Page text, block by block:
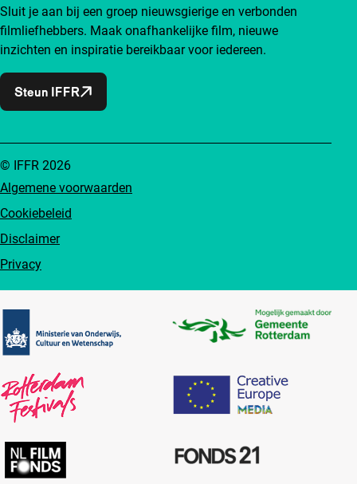
Sluit je aan bij een groep nieuwsgierige en verbonden
filmliefhebbers. Maak onafhankelijke film, nieuwe
inzichten en inspiratie bereikbaar voor iedereen.
Steun IFFR
Algemene voorwaarden
Cookiebeleid
Disclaimer
Privacy
© IFFR 2026